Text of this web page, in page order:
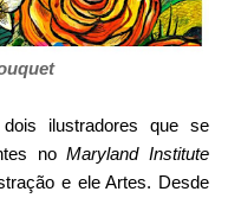
ilustradores que se
noMaryland Institute
e ele Artes. Desde